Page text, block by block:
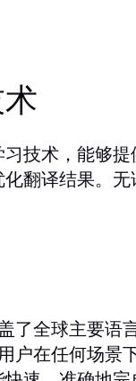
技术，能够
翻译结果。
了全球主要
户在任何场